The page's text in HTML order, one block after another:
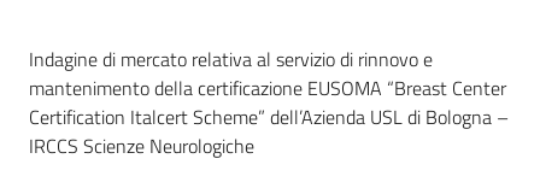
Dati del bando
Indagine di mercato relativa al servizio di rinnovo e
mantenimento della certificazione EUSOMA “Breast Center
Certification Italcert Scheme” dell’Azienda USL di Bologna –
IRCCS Scienze Neurologiche